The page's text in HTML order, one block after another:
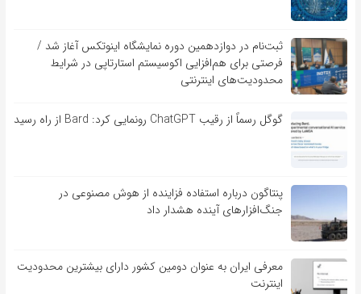
ثبت‌نام در دوازدهمین دوره نمایشگاه اینوتکس آغاز شد /
فرصتی برای هم‌افزایی اکوسیستم استارتاپی در شرایط
محدودیت‌های اینترنتی
گوگل رسماً از رقیب ChatGPT رونمایی کرد: Bard از راه رسید
پنتاگون درباره استفاده فزاینده از هوش مصنوعی در
جنگ‌افزارهای آینده هشدار داد
معرفی ایران به عنوان دومین کشور دارای بیشترین محدودیت
اینترنت